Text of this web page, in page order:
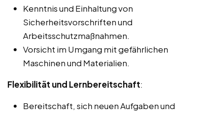
Kenntnis und Einhaltung von
Sicherheitsvorschriften und
Arbeitsschutzmaßnahmen.
Vorsicht im Umgang mit gefährlichen
Maschinen und Materialien.
Flexibilität und Lernbereitschaft:
Bereitschaft, sich neuen Aufgaben und